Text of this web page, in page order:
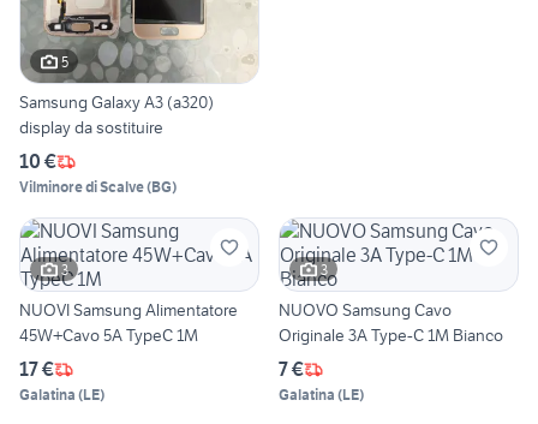
5
Samsung Galaxy A3 (a320)
display da sostituire
10 €
Vilminore di Scalve(BG)
3
NUOVI Samsung Alimentatore
45W+Cavo 5A TypeC 1M
17 €
Galatina (LE)
3
NUOVO Samsung Cavo
Originale 3A Type-C 1M Bianco
7 €
Galatina (LE)